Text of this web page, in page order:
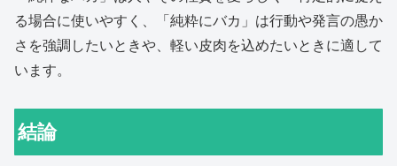
る場合に使いやすく、「純粋にバカ」は行動や発言の愚か
さを強調したいときや、軽い皮肉を込めたいときに適して
います。
結論